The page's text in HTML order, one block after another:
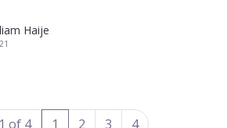
Haije
of 4 1 (current)
2 3 4